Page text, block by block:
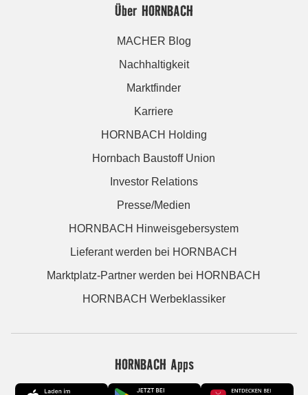
Über HORNBACH
MACHER Blog
Nachhaltigkeit
Marktfinder
Karriere
HORNBACH Holding
Hornbach Baustoff Union
Investor Relations
Presse/Medien
HORNBACH Hinweisgebersystem
Lieferant werden bei HORNBACH
Marktplatz-Partner werden bei HORNBACH
HORNBACH Werbeklassiker
HORNBACH Apps